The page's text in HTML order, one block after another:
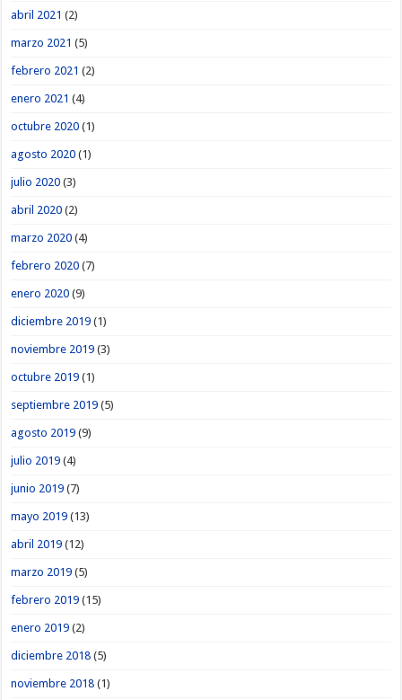
abril 2021 (2)
marzo 2021 (5)
febrero 2021 (2)
enero 2021 (4)
octubre 2020 (1)
agosto 2020 (1)
julio 2020 (3)
abril 2020 (2)
marzo 2020 (4)
febrero 2020 (7)
enero 2020 (9)
diciembre 2019 (1)
noviembre 2019 (3)
octubre 2019 (1)
septiembre 2019 (5)
agosto 2019 (9)
julio 2019 (4)
junio 2019 (7)
mayo 2019 (13)
abril 2019 (12)
marzo 2019 (5)
febrero 2019 (15)
enero 2019 (2)
diciembre 2018 (5)
noviembre 2018 (1)